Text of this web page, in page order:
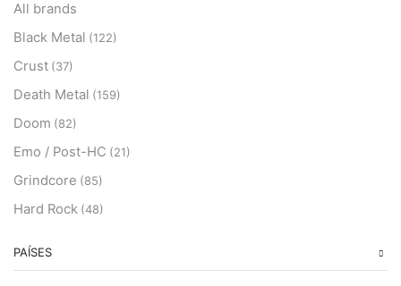
All brands
Black Metal (122)
Crust (37)
Death Metal (159)
Doom (82)
Emo / Post-HC (21)
Grindcore (85)
Hard Rock (48)
Heavy Metal(91)
PAÍSES